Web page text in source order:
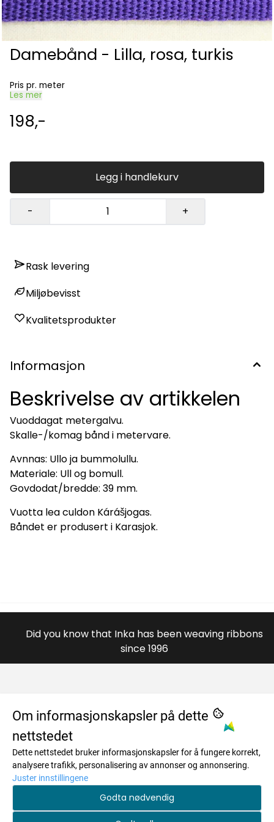
Damebånd - Lilla, rosa, turkis
Pris pr. meter
Les mer
198,-
Legg i handlekurv
- +
Rask levering
Miljøbevisst
Kvalitetsprodukter
Informasjon
Beskrivelse av artikkelen
Vuoddagat metergalvu.
Skalle-/komag bånd i metervare.
Avnnas: Ullo ja bummolullu.
Materiale: Ull og bomull.
Govdodat/bredde: 39 mm.
Vuotta lea culdon Kárášjogas.
Båndet er produsert i Karasjok.
Did you know that Inka has been weaving ribbons
since 1996
OM OSS
984996446
Savkadasmadii 17
9730 Karasjok
MENY
Om oss
Salgsbetingelser
Personvern
INFO
NYHETSBREV
Om informasjonskapsler på dette
nettstedet
Dette nettstedet bruker informasjonskapsler for å fungere korrekt,
analysere trafikk, personalisering av annonser og annonsering.
Juster innstillingene
Godta nødvendig